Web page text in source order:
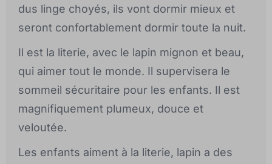
dus linge choyés, ils vont dormir mieux et
seront confortablement dormir toute la nuit.
Il est la literie, avec le lapin mignon et beau,
qui aimer tout le monde. Il supervisera le
sommeil sécuritaire pour les enfants. Il est
magnifiquement plumeux, douce et
veloutée.
Les enfants aiment à la literie, lapin a des